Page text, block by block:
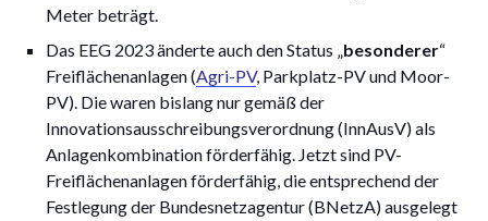
Meter beträgt.
Das EEG 2023 änderte auch den Status „besonderer“
Freiflächenanlagen (Agri-PV, Parkplatz-PV und Moor-
PV). Die waren bislang nur gemäß der
Innovationsausschreibungsverordnung (InnAusV) als
Anlagenkombination förderfähig. Jetzt sind PV-
Freiflächenanlagen förderfähig, die entsprechend der
Festlegung der Bundesnetzagentur (BNetzA) ausgelegt